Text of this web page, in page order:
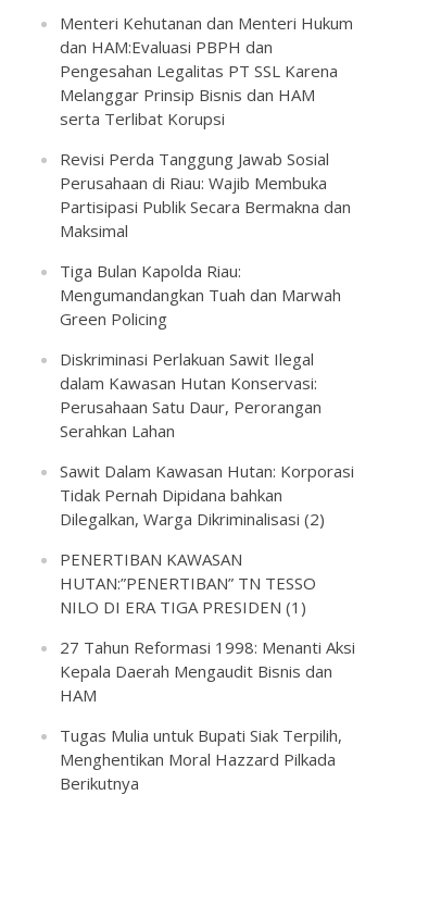
Menteri Kehutanan dan Menteri Hukum
dan HAM:Evaluasi PBPH dan
Pengesahan Legalitas PT SSL Karena
Melanggar Prinsip Bisnis dan HAM
serta Terlibat Korupsi
Revisi Perda Tanggung Jawab Sosial
Perusahaan di Riau: Wajib Membuka
Partisipasi Publik Secara Bermakna dan
Maksimal
Tiga Bulan Kapolda Riau:
Mengumandangkan Tuah dan Marwah
Green Policing
Diskriminasi Perlakuan Sawit Ilegal
dalam Kawasan Hutan Konservasi:
Perusahaan Satu Daur, Perorangan
Serahkan Lahan
Sawit Dalam Kawasan Hutan: Korporasi
Tidak Pernah Dipidana bahkan
Dilegalkan, Warga Dikriminalisasi (2)
PENERTIBAN KAWASAN
HUTAN:”PENERTIBAN” TN TESSO
NILO DI ERA TIGA PRESIDEN (1)
27 Tahun Reformasi 1998: Menanti Aksi
Kepala Daerah Mengaudit Bisnis dan
HAM
Tugas Mulia untuk Bupati Siak Terpilih,
Menghentikan Moral Hazzard Pilkada
Berikutnya